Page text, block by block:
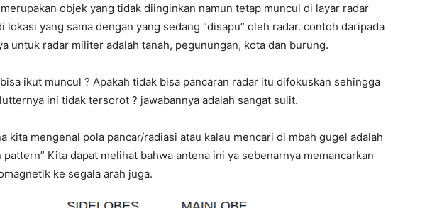
objek yang tidak diinginkan namun tetap muncul di layar radar
lokasi yang sama dengan yang sedang “disapu” oleh radar. contoh daripada
untuk radar militer adalah tanah, pegunungan, kota dan burung.
ikut muncul ? Apakah tidak bisa pancaran radar itu difokuskan sehingga
ini tidak tersorot ? jawabannya adalah sangat sulit.
kita mengenal pola pancar/radiasi atau kalau mencari di mbah gugel adalah
pattern” Kita dapat melihat bahwa antena ini ya sebenarnya memancarkan
ke segala arah juga.